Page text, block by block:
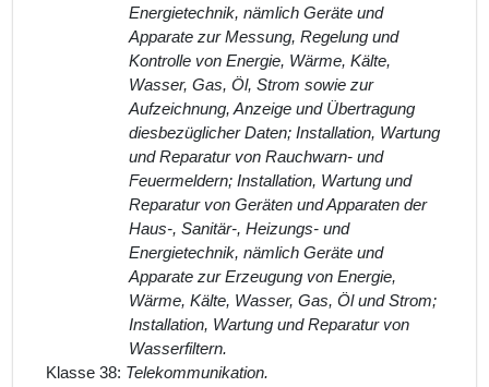
Energietechnik, nämlich Geräte und
Apparate zur Messung, Regelung und
Kontrolle von Energie, Wärme, Kälte,
Wasser, Gas, Öl, Strom sowie zur
Aufzeichnung, Anzeige und Übertragung
diesbezüglicher Daten; Installation, Wartung
und Reparatur von Rauchwarn- und
Feuermeldern; Installation, Wartung und
Reparatur von Geräten und Apparaten der
Haus-, Sanitär-, Heizungs- und
Energietechnik, nämlich Geräte und
Apparate zur Erzeugung von Energie,
Wärme, Kälte, Wasser, Gas, Öl und Strom;
Installation, Wartung und Reparatur von
Wasserfiltern.
Klasse 38: Telekommunikation.